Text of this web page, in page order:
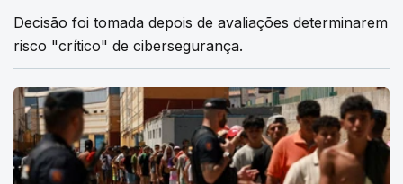
Decisão foi tomada depois de avaliações determinarem
risco "crítico" de cibersegurança.